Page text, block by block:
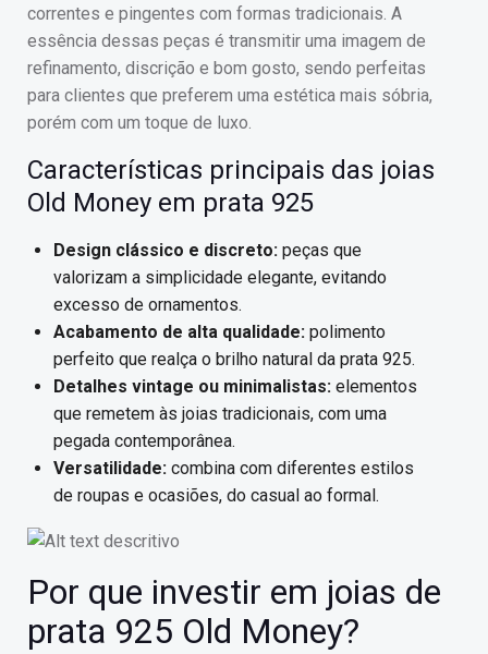
correntes e pingentes com formas tradicionais. A
essência dessas peças é transmitir uma imagem de
refinamento, discrição e bom gosto, sendo perfeitas
para clientes que preferem uma estética mais sóbria,
porém com um toque de luxo.
Características principais das joias
Old Money em prata 925
Design clássico e discreto: peças que
valorizam a simplicidade elegante, evitando
excesso de ornamentos.
Acabamento de alta qualidade: polimento
perfeito que realça o brilho natural da prata 925.
Detalhes vintage ou minimalistas: elementos
que remetem às joias tradicionais, com uma
pegada contemporânea.
Versatilidade: combina com diferentes estilos
de roupas e ocasiões, do casual ao formal.
Por que investir em joias de
prata 925 Old Money?